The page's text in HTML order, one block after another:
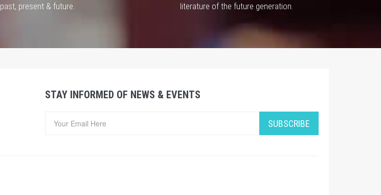
past, present & future.
literature of the future generation.
STAY INFORMED OF NEWS & EVENTS
SUBSCRIBE